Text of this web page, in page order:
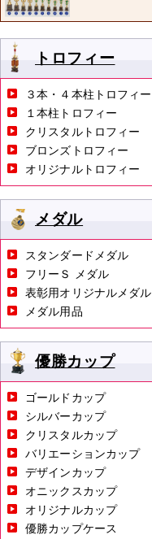
トロフィー
３本・４本柱トロフィー
１本柱トロフィー
クリスタルトロフィー
ブロンズトロフィー
オリジナルトロフィー
メダル
スタンダードメダル
フリーＳ メダル
表彰用オリジナルメダル
メダル用品
優勝カップ
ゴールドカップ
シルバーカップ
クリスタルカップ
バリエーションカップ
デザインカップ
オニックスカップ
オリジナルカップ
優勝カップケース